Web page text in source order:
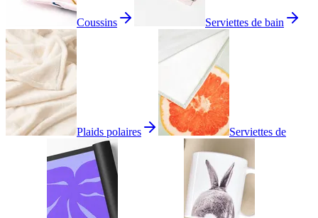
Coussins Serviettes de bain
Plaids polaires Serviettes de